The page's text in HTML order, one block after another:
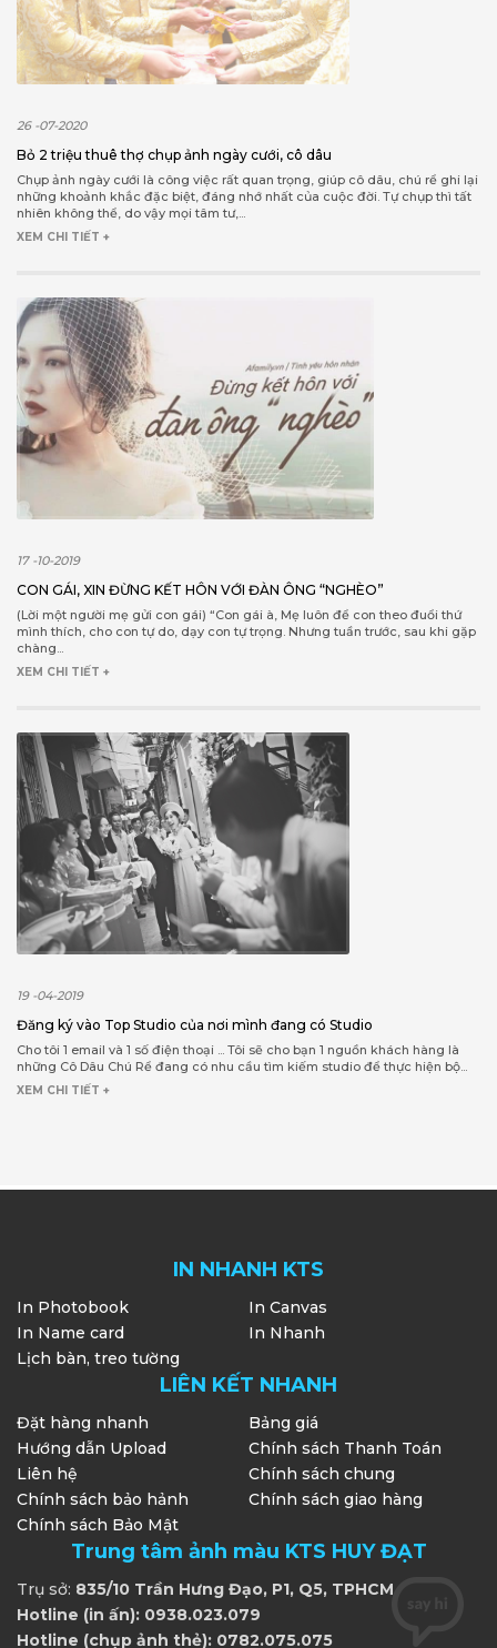
26 -07-2020
Bỏ 2 triệu thuê thợ chụp ảnh ngày cưới, cô dâu
Chụp ảnh ngày cưới là công việc rất quan trọng, giúp cô dâu, chú rể ghi lại
những khoảnh khắc đặc biệt, đáng nhớ nhất của cuộc đời. Tự chụp thì tất
nhiên không thể, do vậy mọi tâm tư,...
XEM CHI TIẾT +
17 -10-2019
CON GÁI, XIN ĐỪNG KẾT HÔN VỚI ĐÀN ÔNG “NGHÈO”
(Lời một người mẹ gửi con gái) “Con gái à, Mẹ luôn để con theo đuổi thứ
mình thích, cho con tự do, dạy con tự trọng. Nhưng tuần trước, sau khi gặp
chàng...
XEM CHI TIẾT +
19 -04-2019
Đăng ký vào Top Studio của nơi mình đang có Studio
Cho tôi 1 email và 1 số điện thoại ... Tôi sẽ cho bạn 1 nguồn khách hàng là
những Cô Dâu Chú Rể đang có nhu cầu tìm kiếm studio để thực hiện bộ...
XEM CHI TIẾT +
IN NHANH KTS
In Photobook
In Canvas
In Name card
In Nhanh
Lịch bàn, treo tường
LIÊN KẾT NHANH
Đặt hàng nhanh
Bảng giá
Hướng dẫn Upload
Chính sách Thanh Toán
Liên hệ
Chính sách chung
Chính sách bảo hảnh
Chính sách giao hàng
Chính sách Bảo Mật
Trung tâm ảnh màu KTS HUY ĐẠT
Trụ sở: 835/10 Trần Hưng Đạo, P1, Q5, TPHCM
Hotline (in ấn): 0938.023.079
Hotline (chụp ảnh thẻ): 0782.075.075